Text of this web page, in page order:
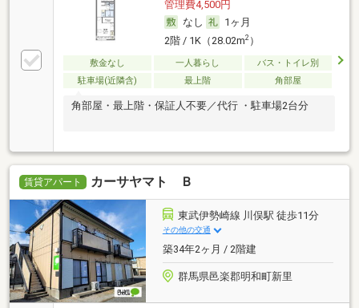
管理費4,500円
なし
1ヶ月
2階 / 1K（28.02m2）
敷金なし 一人暮らし
バス・トイレ別
駐車場(近隣含)
最上階 角部屋
角部屋・最上階・保証人不要／代行 ・駐車場2台分
賃貸アパート カーサヤマト Ｂ
東武伊勢崎線 川俣駅 徒歩11分
その他の交通
築34年2ヶ月 / 2階建
群馬県邑楽郡明和町新里